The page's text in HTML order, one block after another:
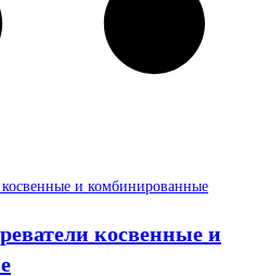
и комбинированные
косвенные и